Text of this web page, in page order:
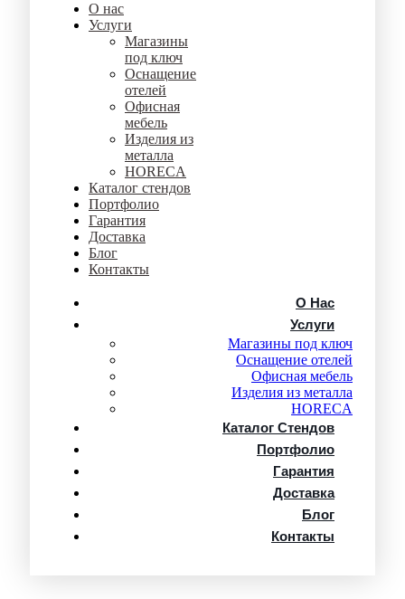
О нас
Услуги
Магазины
под ключ
Оснащение
отелей
Офисная
мебель
Изделия из
металла
HORECA
Каталог стендов
Портфолио
Гарантия
Доставка
Блог
Контакты
О Нас
Услуги
Магазины под ключ
Оснащение отелей
Офисная мебель
Изделия из металла
HORECA
Каталог Стендов
Портфолио
Гарантия
Доставка
Блог
Контакты